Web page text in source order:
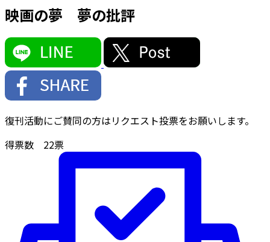
映画の夢 夢の批評
復刊活動にご賛同の方はリクエスト投票をお願いします。
得票数 22票